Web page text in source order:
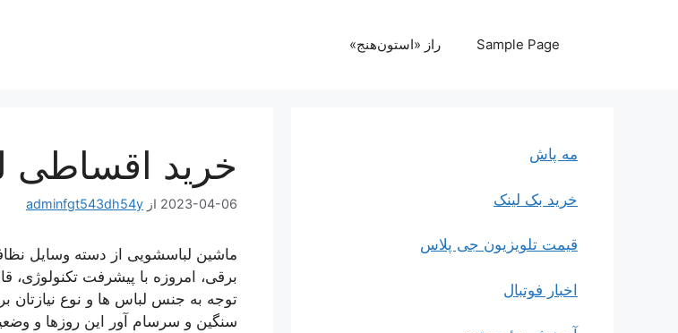
Sample Page راز «استون‌هنج»
خرید اقساطی
2023-04-06 از adminfgt543dh54y
ماشین لباسشویی از دسته وسایل
برقی، امروزه با پیشرفت تکنولوژی،
توجه به جنس لباس ها و نوع نیازتان
سنگین و سرسام آور این روزها و
مه پاش
خرید بک لینک
قیمت تلویزیون جی پلاس
اخبار فوتبال